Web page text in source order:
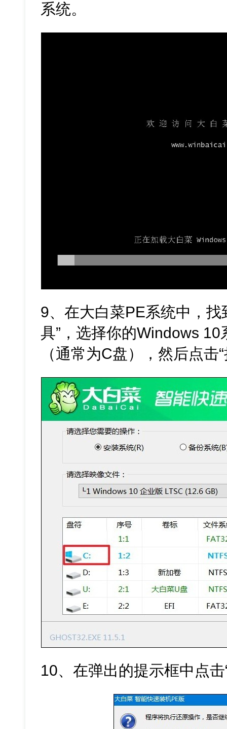
系统。
9、在大白菜PE系统中，找
具”，选择你的Windows
（通常为C盘），然后点击
10、在弹出的提示框中点